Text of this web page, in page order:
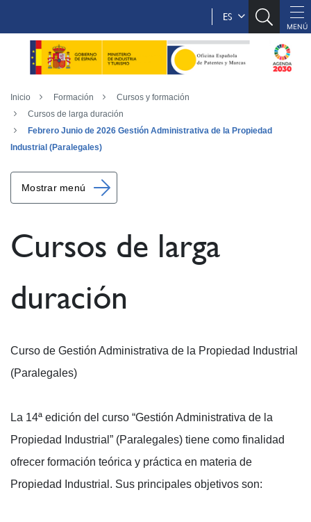
ES
Inicio Formación
Cursos y formación
Cursos de larga duración
Febrero Junio de 2026 Gestión Administrativa de la Propiedad
Industrial (Paralegales)
Mostrar menú
Cursos de larga
duración
Curso de Gestión Administrativa de la Propiedad Industrial
(Paralegales)
La 14ª edición del curso “Gestión Administrativa de la
Propiedad Industrial” (Paralegales) tiene como finalidad
ofrecer formación teórica y práctica en materia de
Propiedad Industrial. Sus principales objetivos son: